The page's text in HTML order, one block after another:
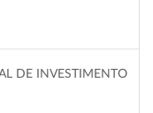
DE INVESTIMENTO